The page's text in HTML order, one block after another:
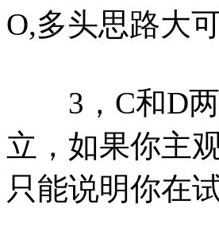
O,多头思路大
3，C和D两
立，如果你主
只能说明你在